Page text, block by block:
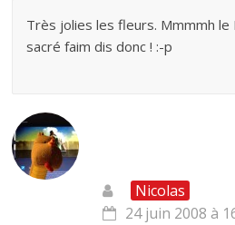
Très jolies les fleurs. Mmmmh le
sacré faim dis donc ! :-p
Nicolas
24 juin 2008 à